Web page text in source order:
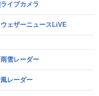
ライブカメラ
ウェザーニュースLiVE
雨雪レーダー
風レーダー